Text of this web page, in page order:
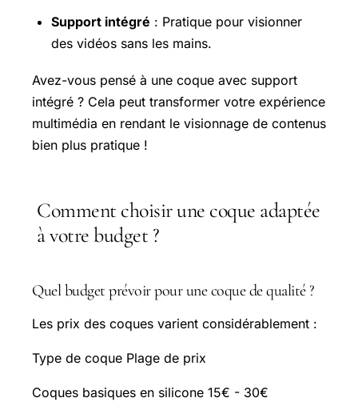
Support intégré : Pratique pour visionner
des vidéos sans les mains.
Avez-vous pensé à une coque avec support
intégré ? Cela peut transformer votre expérience
multimédia en rendant le visionnage de contenus
bien plus pratique !
Comment choisir une coque adaptée
à votre budget ?
Quel budget prévoir pour une coque de qualité ?
Les prix des coques varient considérablement :
Type de coque Plage de prix
Coques basiques en silicone 15€ - 30€